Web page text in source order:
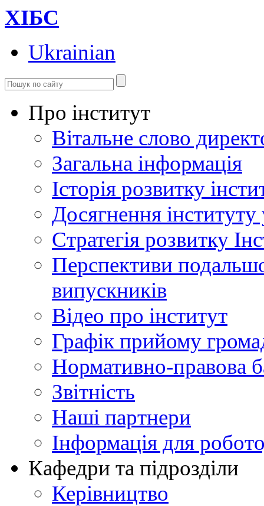
ХІБС
Ukrainian
Про інститут
Вітальне слово
Загальна інформація
Історія розвитку
Досягнення
Стратегія розвитку
Перспективи
випускників
Відео про інститут
Графік прийому
Нормативно-правова
Звітність
Наші партнери
Інформація для
Кафедри та підрозділи
Керівництво